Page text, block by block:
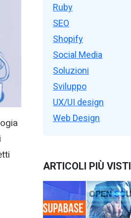
Ruby
SEO
Shopify
Social Media
Soluzioni
Sviluppo
UX/UI design
Web Design
ARTICOLI PIÙ VISTI